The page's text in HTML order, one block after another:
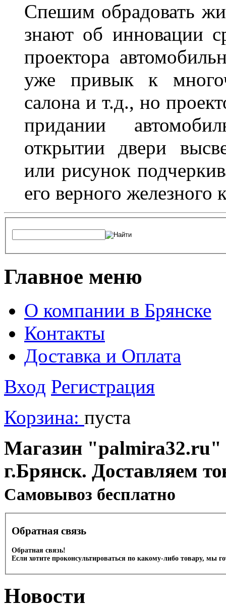
Спешим обрадовать
знают об инновации
проектора
уже привык к
салона и т.д., но
придании
открытии двери
или рисунок
его верного железного
Главное меню
О компании в Брянске
Контакты
Доставка и Оплата
Вход Регистрация
Корзина: пуста
Магазин "palmira32.ru"
г.Брянск. Доставляем
Cамовывоз бесплатно
Обратная связь
Обратная связь!
Если хотите проконсультироваться по какому-либо товару, мы
Новости